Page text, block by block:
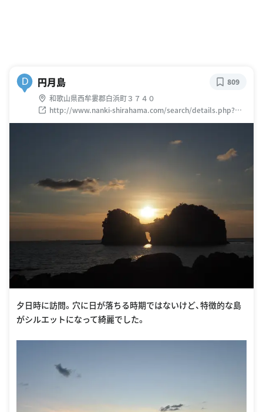
D 円月島
和歌山県西牟婁郡白浜町３７４０
http://www.nanki-shirahama.com/search/details.php?
log=1332736052
809
夕日時に訪問。穴に日が落ちる時期ではないけど、特徴的な島
がシルエットになって綺麗でした。